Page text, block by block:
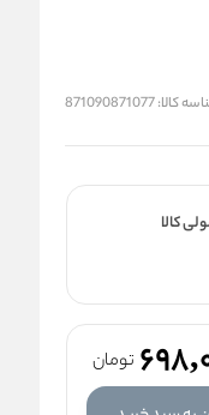
کالا:871090871077
کالا
تومان